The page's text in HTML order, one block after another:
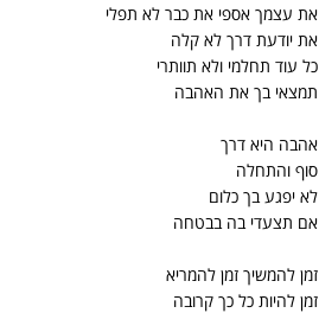
את עצמך אספי את כבר לא תפלי
את יודעת דרך לא קלה
כל עוד תחלמי ולא תוותרי
תמצאי בך את האהבה
אהבה היא דרך
סוף והתחלה
לא יפגע בך כלום
אם תצעדי בה בבטחה
זמן להמשיך זמן להמריא
זמן להיות כל כך קרובה